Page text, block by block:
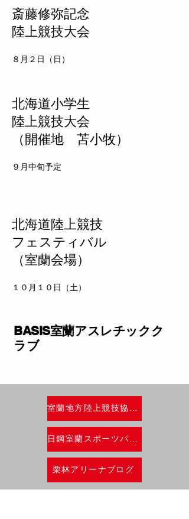
​斎藤修弥記念
陸上競技大会
​８月２日（日）
​北海道小学生
​陸上競技大会
​（開催地 苫小牧）
​９月中旬予定
​北海道陸上競技
フェスティバル
（室蘭会場）
​１０月１０日（土）
BASIS室蘭アスレチックク
ラブ
栗林アリーナブログ